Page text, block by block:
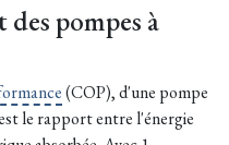
pompes à
(COP), d'une pompe
le rapport entre l'énergie